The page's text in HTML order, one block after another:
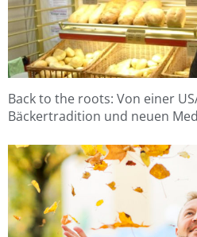
Back to the roots: Von einer
Bäckertradition und neuen